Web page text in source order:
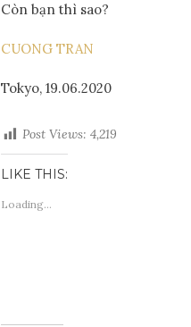
Còn bạn thì sao?
CUONG TRAN
Tokyo, 19.06.2020
Post Views: 4,219
LIKE THIS:
Loading...